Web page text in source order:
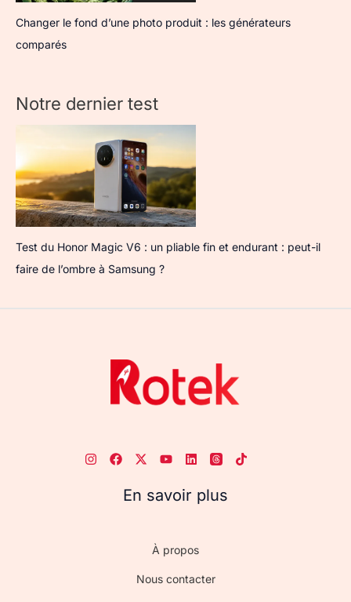
Changer le fond d’une photo produit : les générateurs
comparés
Notre dernier test
Test du Honor Magic V6 : un pliable fin et endurant : peut-il
faire de l’ombre à Samsung ?
En savoir plus
À propos
Nous contacter